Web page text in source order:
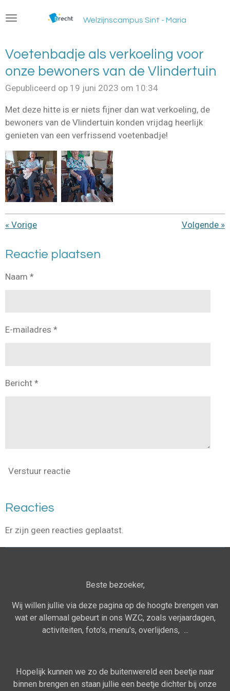
direct
de
Welzijnscampus Sint - Maria
Voetenbadje als verkoeling voor
onze bewoners van de Vlindertuin
Gepubliceerd op 19 juni 2023 om 10:34
Met deze hitte is er niets fijner dan wat verkoeling, de
bewoners van de Vlindertuin konden vrijdag heerlijk
genieten van een verfrissend voetenbadje!
« Vorige Volgende »
Reactie plaatsen
Naam *
E-mailadres *
Bericht *
Verstuur reactie
Reacties
Er zijn geen reacties geplaatst.
Beste bezoeker,
Wij willen jullie via deze pagina op de hoogte brengen van
wat er allemaal gebeurt in ons WZC, zoals verjaardagen,
activiteiten, foto's, menu's, overlijdens, ...
Hopelijk kunnen we zo de buitenwereld een beetje naar
binnen brengen en staan jullie een beetje dichter bij onze